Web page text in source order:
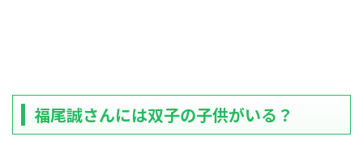
福尾誠さんには双子の子供がいる？